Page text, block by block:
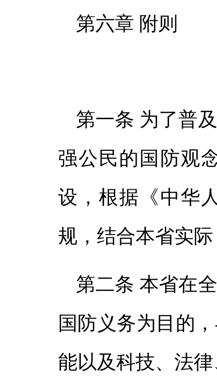
第六章 附则
第一条 为了普
强公民的国防观
设，根据《中华
规，结合本省实
第二条 本省在
国防义务为目的
能以及科技、法